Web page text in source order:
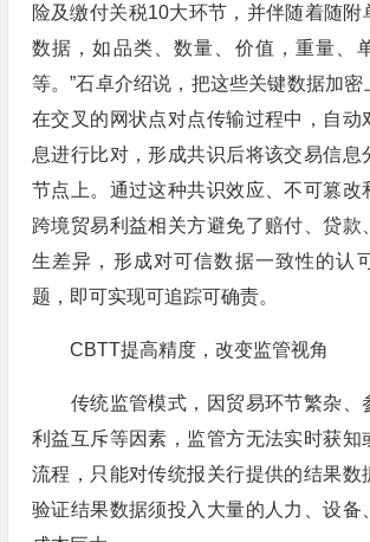
险及缴付关税10大环节，并伴随着随附
数据，如品类、数量、价值，重量、
等。”石卓介绍说，把这些关键数据加密
在交叉的网状点对点传输过程中，自动
息进行比对，形成共识后将该交易信息
节点上。通过这种共识效应、不可篡改
跨境贸易利益相关方避免了赔付、贷款
生差异，形成对可信数据一致性的认
题，即可实现可追踪可确责。
CBTT提高精度，改变监管视角
传统监管模式，因贸易环节繁杂、
利益互斥等因素，监管方无法实时获知
流程，只能对传统报关行提供的结果数
验证结果数据须投入大量的人力、设备